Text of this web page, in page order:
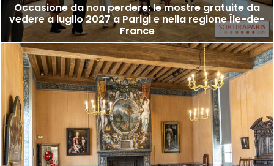
Occasione da non perdere: le mostre gratuite da
vedere a luglio 2027 a Parigi e nella regione Île-de-
France